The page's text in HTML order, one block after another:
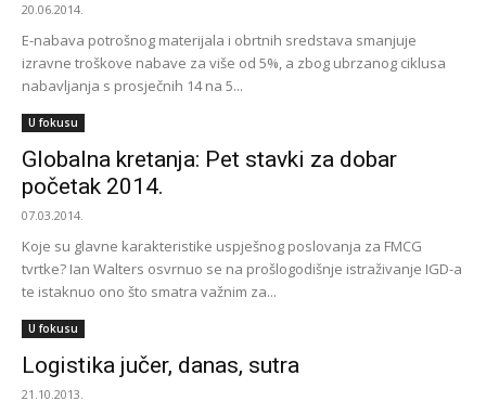
20.06.2014.
E-nabava potrošnog materijala i obrtnih sredstava smanjuje
izravne troškove nabave za više od 5%, a zbog ubrzanog ciklusa
nabavljanja s prosječnih 14 na 5...
U fokusu
Globalna kretanja: Pet stavki za dobar
početak 2014.
07.03.2014.
Koje su glavne karakteristike uspješnog poslovanja za FMCG
tvrtke? Ian Walters osvrnuo se na prošlogodišnje istraživanje IGD-a
te istaknuo ono što smatra važnim za...
U fokusu
Logistika jučer, danas, sutra
21.10.2013.